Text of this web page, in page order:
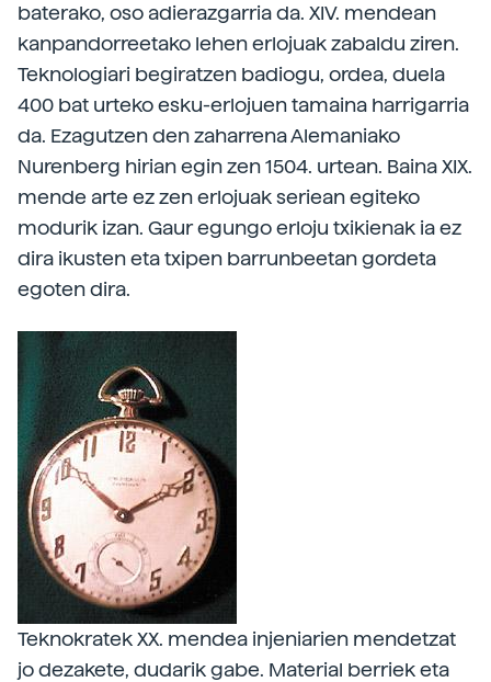
baterako, oso adierazgarria da. XIV. mendean
kanpandorreetako lehen erlojuak zabaldu ziren.
Teknologiari begiratzen badiogu, ordea, duela
400 bat urteko esku-erlojuen tamaina harrigarria
da. Ezagutzen den zaharrena Alemaniako
Nurenberg hirian egin zen 1504. urtean. Baina XIX.
mende arte ez zen erlojuak seriean egiteko
modurik izan. Gaur egungo erloju txikienak ia ez
dira ikusten eta txipen barrunbeetan gordeta
egoten dira.
Teknokratek XX. mendea injeniarien mendetzat
jo dezakete, dudarik gabe. Material berriek eta